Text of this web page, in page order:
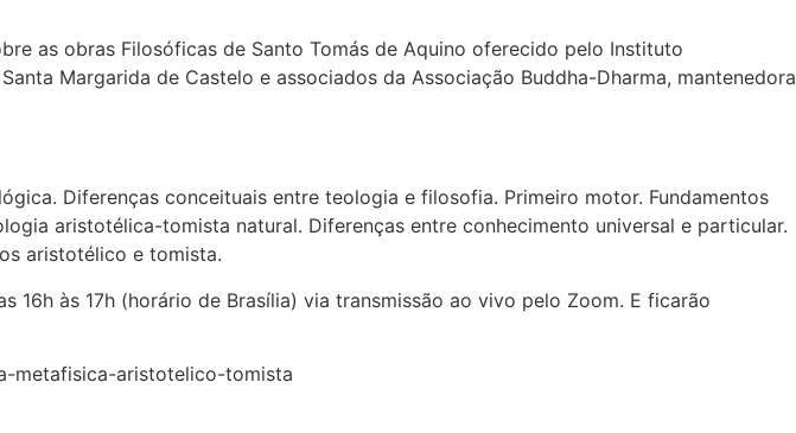
as obras Filosóficas de Santo Tomás de Aquino oferecido pelo Instituto
Margarida de Castelo e associados da Associação Buddha-Dharma, mantenedora
Diferenças conceituais entre teologia e filosofia. Primeiro motor. Fundamentos
aristotélica-tomista natural. Diferenças entre conhecimento universal e particular.
aristotélico e tomista.
16h às 17h (horário de Brasília) via transmissão ao vivo pelo Zoom. E ficarão
metafisica-aristotelico-tomista